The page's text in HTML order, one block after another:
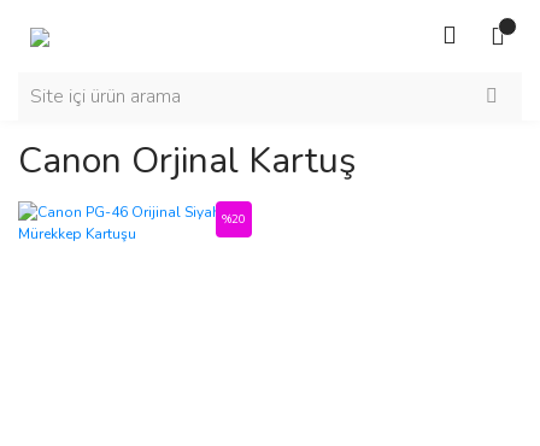
Canon Orjinal Kartuş
%20